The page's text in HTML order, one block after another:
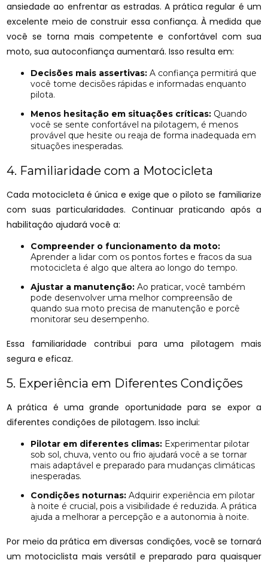
ansiedade ao enfrentar as estradas. A prática regular é um
excelente meio de construir essa confiança. À medida que
você se torna mais competente e confortável com sua
moto, sua autoconfiança aumentará. Isso resulta em:
Decisões mais assertivas: A confiança permitirá que
você tome decisões rápidas e informadas enquanto
pilota.
Menos hesitação em situações críticas: Quando
você se sente confortável na pilotagem, é menos
provável que hesite ou reaja de forma inadequada em
situações inesperadas.
4. Familiaridade com a Motocicleta
Cada motocicleta é única e exige que o piloto se familiarize
com suas particularidades. Continuar praticando após a
habilitação ajudará você a:
Compreender o funcionamento da moto:
Aprender a lidar com os pontos fortes e fracos da sua
motocicleta é algo que altera ao longo do tempo.
Ajustar a manutenção: Ao praticar, você também
pode desenvolver uma melhor compreensão de
quando sua moto precisa de manutenção e porcê
monitorar seu desempenho.
Essa familiaridade contribui para uma pilotagem mais
segura e eficaz.
5. Experiência em Diferentes Condições
A prática é uma grande oportunidade para se expor a
diferentes condições de pilotagem. Isso inclui:
Pilotar em diferentes climas: Experimentar pilotar
sob sol, chuva, vento ou frio ajudará você a se tornar
mais adaptável e preparado para mudanças climáticas
inesperadas.
Condições noturnas: Adquirir experiência em pilotar
à noite é crucial, pois a visibilidade é reduzida. A prática
ajuda a melhorar a percepção e a autonomia à noite.
Por meio da prática em diversas condições, você se tornará
um motociclista mais versátil e preparado para quaisquer